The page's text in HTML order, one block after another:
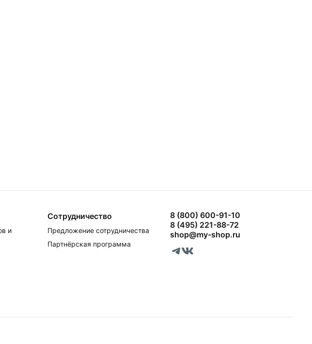
и
Сотрудничество
Предложение сотрудничества
Партнёрская программа
8 (800) 600-91-10
8 (495) 221-88-72
shop@my-shop.ru